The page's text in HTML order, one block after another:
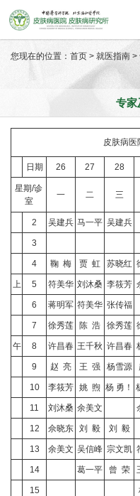
您现在的位置： 首页 > 就医指南 >
专家
皮肤病
日期 26 27 28
星期/诊
室
一 二 三
2 吴建兵 马一平 吴建兵
3
4 鞠 梅 贾 虹 苏晓红
上 5 符美华 刘沐桑 李筱芳
6 蒋明军 符美华 张传福
7 徐秀莲 陈 浩 徐秀莲
午 8 许昌春 王千秋 许昌春
9 赵 亮 王 强 杨雪源
10 李筱芳 姚 煦 杨 勇！
11 刘沐桑 余美文
12 佘晓东 刘 毅 刘 毅
13 余美文 吴信峰 宗文凯
14 葛一平 曾 荣
15